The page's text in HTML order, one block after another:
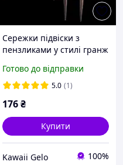
Сережки підвіски з
пензликами у стилі гранж
(пусети)
Готово до відправки
5.0 (1)
176₴
Купити
Kawaii Gelo 100%